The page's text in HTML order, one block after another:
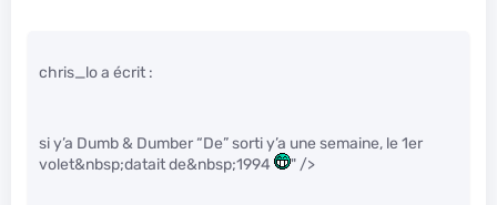
chris_lo a écrit :
si y’a Dumb & Dumber “De” sorti y’a une semaine, le 1er
volet&nbsp;datait de&nbsp;1994
" />